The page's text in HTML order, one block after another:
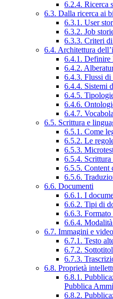
6.2.4. Ricerca
6.3. Dalla ricerca ai
6.3.1. User
6.3.2. Job
6.3.3. Criteri
6.4. Architettura
6.4.1. Definire
6.4.2.
6.4.3. Flussi di
6.4.4. Sistemi
6.4.5.
6.4.6.
6.4.7.
6.5. Scrittura e
6.5.1. Come
6.5.2. Le
6.5.3.
6.5.4.
6.5.5. Content
6.5.6.
6.6. Documenti
6.6.1. I
6.6.2. Tipi di
6.6.3.
6.6.4.
6.7. Immagini e video
6.7.1. Testo
6.7.2.
6.7.3.
6.8. Proprietà
6.8.1.
Pubblica
6.8.2.